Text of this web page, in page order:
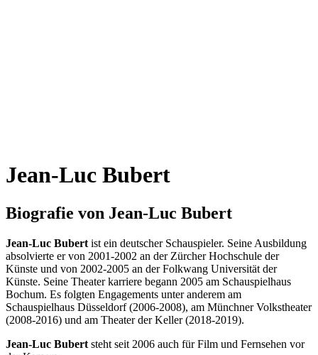
Jean-Luc Bubert
Biografie von Jean-Luc Bubert
Jean-Luc Bubert ist ein deutscher Schauspieler. Seine Ausbildung
absolvierte er von 2001-2002 an der Zürcher Hochschule der
Künste und von 2002-2005 an der Folkwang Universität der
Künste. Seine Theater karriere begann 2005 am Schauspielhaus
Bochum. Es folgten Engagements unter anderem am
Schauspielhaus Düsseldorf (2006-2008), am Münchner Volkstheater
(2008-2016) und am Theater der Keller (2018-2019).
Jean-Luc Bubert steht seit 2006 auch für Film und Fernsehen vor